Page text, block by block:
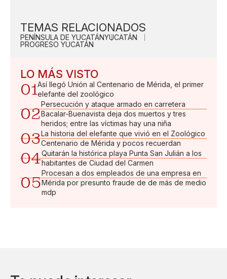
TEMAS RELACIONADOS
PENÍNSULA DE YUCATÁNYUCATÁN
PROGRESO YUCATÁN
LO MÁS VISTO
01Así llegó Unión al Centenario de Mérida, el primer
elefante del zoológico
02
Persecución y ataque armado en carretera
Bacalar-Buenavista deja dos muertos y tres
heridos; entre las víctimas hay una niña
03La historia del elefante que vivió en el Zoológico
Centenario de Mérida y pocos recuerdan
04Quitarán la histórica playa Punta San Julián a los
habitantes de Ciudad del Carmen
05
Procesan a dos empleados de una empresa en
Mérida por presunto fraude de de más de medio
mdp